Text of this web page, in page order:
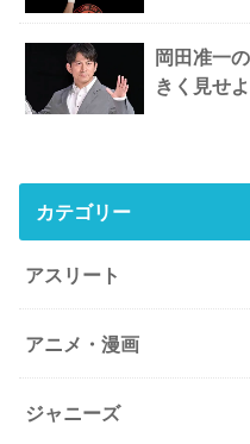
岡田准一
きく見せ
カテゴリー
アスリート
アニメ・漫画
ジャニーズ